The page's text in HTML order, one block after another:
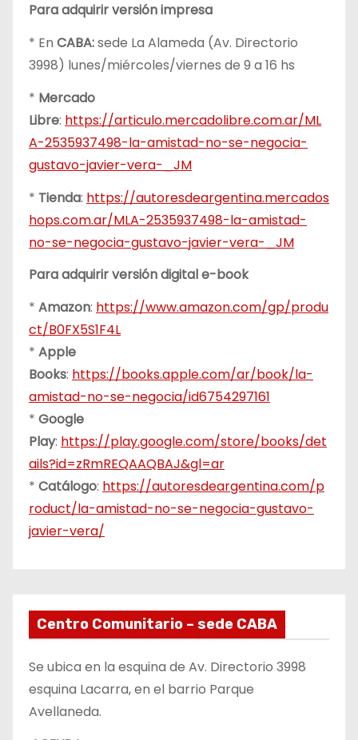
Para adquirir versión impresa
* En CABA:sede La Alameda (Av. Directorio
3998) lunes/miércoles/viernes de 9 a 16 hs
* Mercado
Libre: https://articulo.mercadolibre.com.ar/ML
A-2535937498-la-amistad-no-se-negocia-
gustavo-javier-vera-_JM
* Tienda: https://autoresdeargentina.mercados
hops.com.ar/MLA-2535937498-la-amistad-
no-se-negocia-gustavo-javier-vera-_JM
Para adquirir versión digital e-book
* Amazon: https://www.amazon.com/gp/produ
ct/B0FX5S1F4L
* Apple
Books: https://books.apple.com/ar/book/la-
amistad-no-se-negocia/id6754297161
* Google
Play: https://play.google.com/store/books/det
ails?id=zRmREQAAQBAJ&gl=ar
* Catálogo: https://autoresdeargentina.com/p
roduct/la-amistad-no-se-negocia-gustavo-
javier-vera/
Centro Comunitario – sede CABA
Se ubica en la esquina de Av. Directorio 3998
esquina Lacarra, en el barrio Parque
Avellaneda.